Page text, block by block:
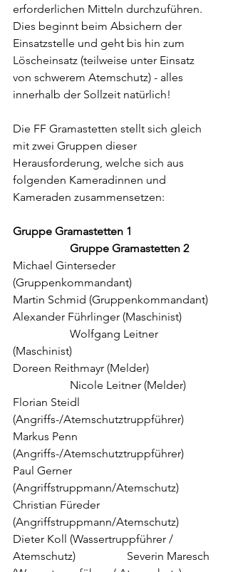
erforderlichen Mitteln durchzuführen.
Dies beginnt beim Absichern der
Einsatzstelle und geht bis hin zum
Löscheinsatz (teilweise unter Einsatz
von schwerem Atemschutz) - alles
innerhalb der Sollzeit natürlich!
Die FF Gramastetten stellt sich gleich
mit zwei Gruppen dieser
Herausforderung, welche sich aus
folgenden Kameradinnen und
Kameraden zusammensetzen:
Gruppe Gramastetten 1
Gruppe Gramastetten 2
Michael Ginterseder
(Gruppenkommandant)
Martin Schmid (Gruppenkommandant)
Alexander Führlinger (Maschinist)
(Maschinist)
Doreen Reithmayr (Melder)
		Nicole Leitner (Melder)
Florian Steidl
(Angriffs-/Atemschutztruppführer)
Markus Penn
(Angriffs-/Atemschutztruppführer)
Paul Gerner
(Angriffstruppmann/Atemschutz)
Christian Füreder
(Angriffstruppmann/Atemschutz)
Dieter Koll (Wassertruppführer /
Atemschutz)		Severin Maresch